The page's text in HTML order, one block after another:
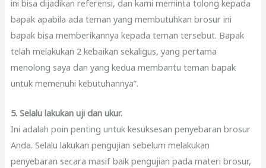
ini bisa dijadikan referensi, dan kami meminta tolong kepada
bapak apabila ada teman yang membutuhkan brosur ini
bapak bisa memberikannya kepada teman tersebut. Bapak
telah melakukan 2 kebaikan sekaligus, yang pertama
menolong saya dan yang kedua membantu teman bapak
untuk memenuhi kebutuhannya”.
5. Selalu lakukan uji dan ukur.
Ini adalah poin penting untuk kesuksesan penyebaran brosur
Anda. Selalu lakukan pengujian sebelum melakukan
penyebaran secara masif baik pengujian pada materi brosur,